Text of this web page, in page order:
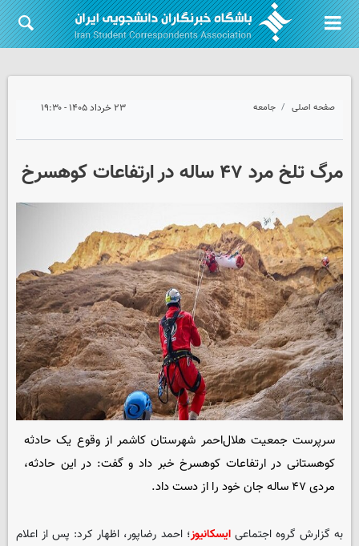
صفحه اصلی جامعه ۲۳ خرداد ۱۴۰۵ - ۱۹:۳۰
مرگ تلخ مرد ۴۷ ساله در ارتفاعات کوهسرخ
سرپرست جمعیت هلال‌احمر شهرستان کاشمر از وقوع یک حادثه
کوهستانی در ارتفاعات کوهسرخ خبر داد و گفت: در این حادثه،
مردی ۴۷ ساله جان خود را از دست داد.
به گزارش گروه اجتماعیایسکانیوز؛ احمد رضاپور، اظهار کرد: پس از اعلام